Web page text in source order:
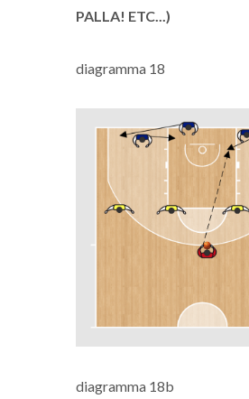
PALLA! ETC...)
diagramma 18
diagramma 18b